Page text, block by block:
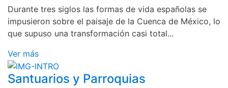
Durante tres siglos las formas de vida españolas se
impusieron sobre el paisaje de la Cuenca de México, lo
que supuso una transformación casi total...
Ver más
Santuarios y Parroquias